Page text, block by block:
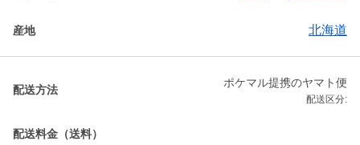
産地 北海道
配送方法
ポケマル提携のヤマト便
配送区分:
配送料金（送料）